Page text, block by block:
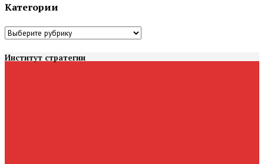
Категории
Категории
Институт стратегии